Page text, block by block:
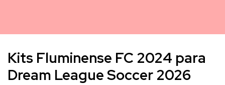
Kits Fluminense FC 2024 para
Dream League Soccer 2026